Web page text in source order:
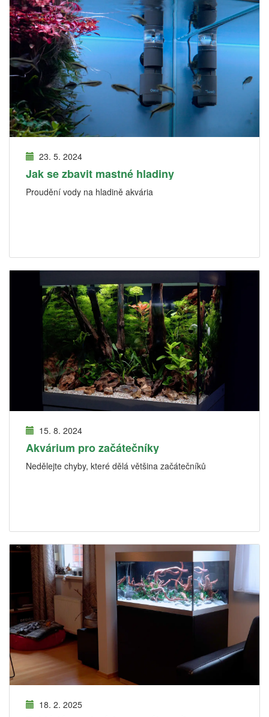
23. 5. 2024
Jak se zbavit mastné hladiny
Proudění vody na hladině akvária
15. 8. 2024
Akvárium pro začátečníky
Nedělejte chyby, které dělá většina začátečníků
18. 2. 2025